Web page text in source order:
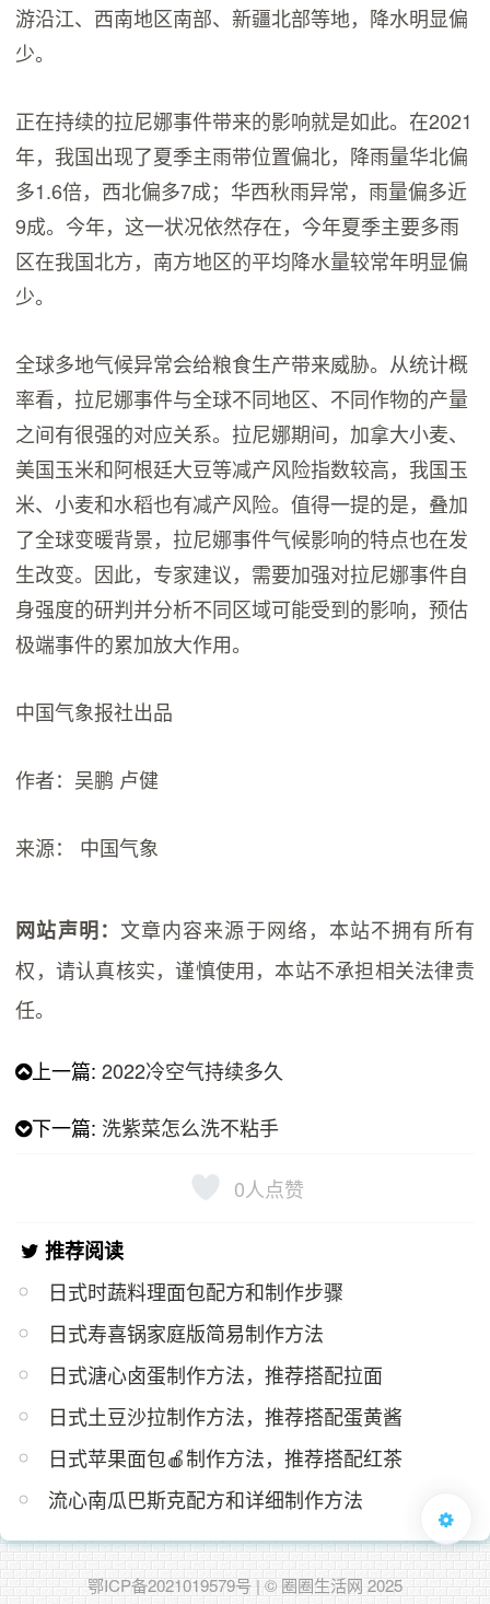
游沿江、西南地区南部、新疆北部等地，降水明显偏
少。
正在持续的拉尼娜事件带来的影响就是如此。在2021
年，我国出现了夏季主雨带位置偏北，降雨量华北偏
多1.6倍，西北偏多7成；华西秋雨异常，雨量偏多近
9成。今年，这一状况依然存在，今年夏季主要多雨
区在我国北方，南方地区的平均降水量较常年明显偏
少。
全球多地气候异常会给粮食生产带来威胁。从统计概
率看，拉尼娜事件与全球不同地区、不同作物的产量
之间有很强的对应关系。拉尼娜期间，加拿大小麦、
美国玉米和阿根廷大豆等减产风险指数较高，我国玉
米、小麦和水稻也有减产风险。值得一提的是，叠加
了全球变暖背景，拉尼娜事件气候影响的特点也在发
生改变。因此，专家建议，需要加强对拉尼娜事件自
身强度的研判并分析不同区域可能受到的影响，预估
极端事件的累加放大作用。
中国气象报社出品
作者：吴鹏 卢健
来源： 中国气象
网站声明： 文章内容来源于网络，本站不拥有所有
权，请认真核实，谨慎使用，本站不承担相关法律责
任。
上一篇:​2022冷空气持续多久
下一篇: 洗紫菜怎么洗不粘手
0人点赞
推荐阅读
日式时蔬料理面包配方和制作步骤
日式寿喜锅家庭版简易制作方法
日式溏心卤蛋制作方法，推荐搭配拉面
日式土豆沙拉制作方法，推荐搭配蛋黄酱
日式苹果面包🍎制作方法，推荐搭配红茶
流心南瓜巴斯克配方和详细制作方法
鄂ICP备2021019579号 | © 圈圈生活网 2025